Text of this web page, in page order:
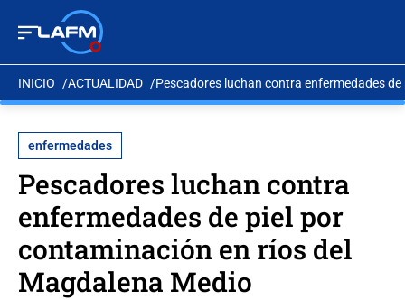
INICIO ACTUALIDAD Pescadores luchan contra enfermedades
enfermedades
Pescadores luchan contra
enfermedades de piel por
contaminación en ríos del
Magdalena Medio